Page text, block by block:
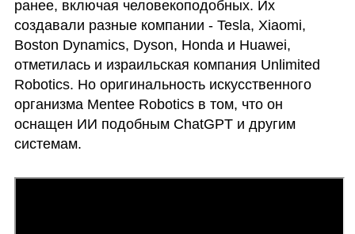
ранее, включая человекоподобных. Их
создавали разные компании - Tesla, Xiaomi,
Boston Dynamics, Dyson, Honda и Huawei,
отметилась и израильская компания Unlimited
Robotics. Но оригинальность искусственного
организма Mentee Robotics в том, что он
оснащен ИИ подобным ChatGPT и другим
системам.